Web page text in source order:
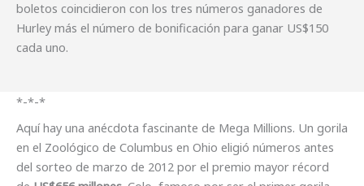
boletos coincidieron con los tres números ganadores de
Hurley más el número de bonificación para ganar US$150
cada uno.
*-*-*
Aquí hay una anécdota fascinante de Mega Millions. Un gorila
en el Zoológico de Columbus en Ohio eligió números antes
del sorteo de marzo de 2012 por el premio mayor récord